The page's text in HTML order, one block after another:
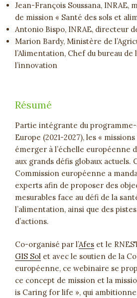
Jean-François Soussana, INRAE,
de mission « Santé des sols et
Antonio Bispo, INRAE, directeur
Marion Bardy, Ministère de
l’Alimentation, Chef du bureau
l’innovation
Résumé
Partie intégrante du
Europe (2021-2027), les «
émerger à l’échelle européenne
aux grands défis globaux actuels.
Commission européenne a
experts afin de proposer des
mesurables face au défi de la
l’alimentation, ainsi que des
d’actions.
Co-organisé par l’Afes et le
GIS Sol et avec le soutien de la
européenne, ce webinaire se
ce concept de mission et la
is Caring for life », qui